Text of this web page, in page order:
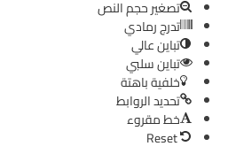
تصغير حجم النص
تدرج رمادي
تباين عالي
تباين سلبي
خلفية باهتة
تحديد الروابط
خط مقروء
Reset